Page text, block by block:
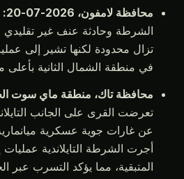
محافظة لامفون، 2026-07-20:
الشرطة وحادثة عنف غير تقليدي
تزال محدودة لكنها تشير إلى
في منطقة الشمال الثانية بأعلى
محافظة تاك، منطقة ماي سوت الحدودية،
تعرضت القرى على الجانب
عن غارات جوية عسكرية
أجرت الشرطة التايلاندية عمليات
المتبقية، مما يؤكد التسرب عبر